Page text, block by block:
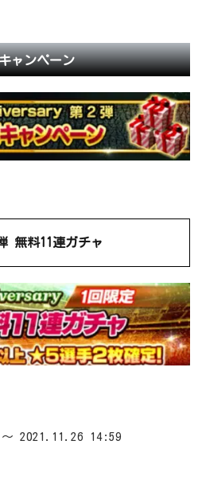
ャンペーン
無料11連ガチャ
2021.11.26 14:59